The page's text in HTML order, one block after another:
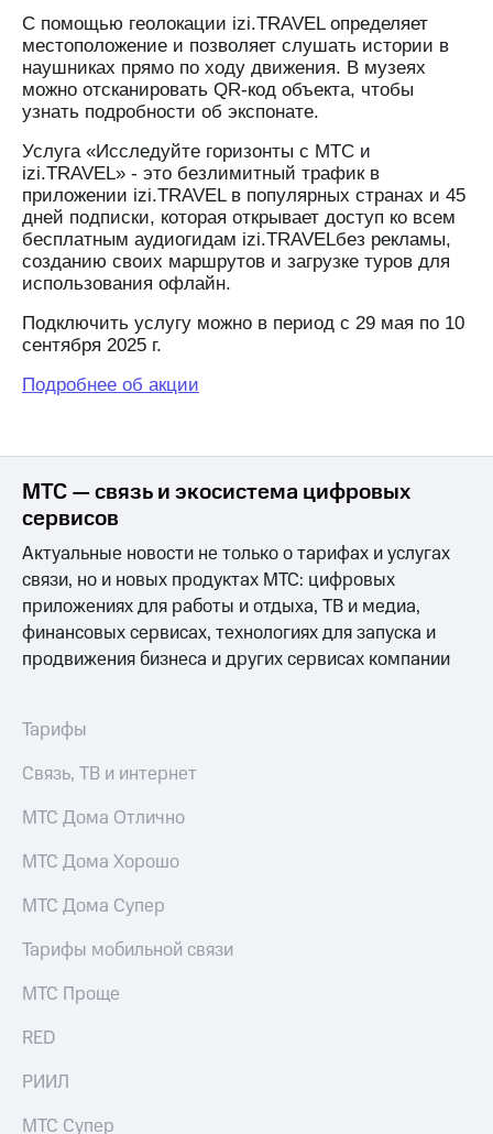
иностранцев
Оформить
чистый
номер
Выбрать
красивый
номер
Заменить
SIM-
карту
Перейти
на
с выгодным
тарифом
Интернет,
ТВ и телефон
для дома
Домашний
ТВ
Спутниковое
Домашний
с выгодным
тарифом
Тарифы
Интернет,
ТВ и телефон
для дома
Услуги
Личный
кабинет
интернета
и
ТВ
Личный
ТВ
Скачать
приложение
Мой
МТС
Акции
Видеонаблюдение
для дома
Premium
Подписка
интернета,
музыка
другое
Семейная
группа
С помощью геолокации izi.TRAVEL определяет
местоположение и позволяет слушать истории в
наушниках прямо по ходу движения. В музеях
можно отсканировать QR-код объекта, чтобы
узнать подробности об экспонате.
Услуга «Исследуйте горизонты с МТС и
izi.TRAVEL» - это безлимитный трафик в
приложении izi.TRAVEL в популярных странах и 45
дней подписки, которая открывает доступ ко всем
бесплатным аудиогидам izi.TRAVELбез рекламы,
созданию своих маршрутов и загрузке туров для
использования офлайн.
Подключить услугу можно в период с 29 мая по 10
сентября 2025 г.
Подробнее об акции
МТС — связь и экосистема цифровых
сервисов
Актуальные новости не только о тарифах и услугах
связи, но и новых продуктах МТС: цифровых
приложениях для работы и отдыха, ТВ и медиа,
финансовых сервисах, технологиях для запуска и
продвижения бизнеса и других сервисах компании
Тарифы
Связь, ТВ и интернет
МТС Дома Отлично
МТС Дома Хорошо
МТС Дома Супер
Тарифы мобильной связи
МТС Проще
RED
РИИЛ
МТС Супер